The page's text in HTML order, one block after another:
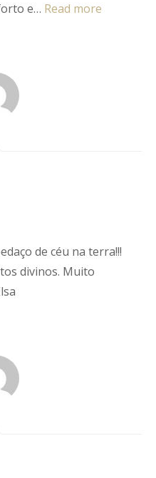
e… Read more
de céu na terra!!!
divinos. Muito